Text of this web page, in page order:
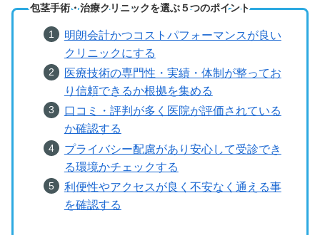
包茎手術・治療クリニックを選ぶ５つのポイント
明朗会計かつコストパフォーマンスが良い
クリニックにする
医療技術の専門性・実績・体制が整ってお
り信頼できるか根拠を集める
口コミ・評判が多く医院が評価されている
か確認する
プライバシー配慮があり安心して受診でき
る環境かチェックする
利便性やアクセスが良く不安なく通える事
を確認する